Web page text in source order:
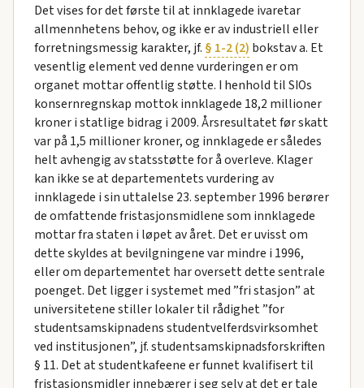
Det vises for det første til at innklagede ivaretar
allmennhetens behov, og ikke er av industriell eller
forretningsmessig karakter, jf. § 1-2 (2) bokstav a. Et
vesentlig element ved denne vurderingen er om
organet mottar offentlig støtte. I henhold til SIOs
konsernregnskap mottok innklagede 18,2 millioner
kroner i statlige bidrag i 2009. Årsresultatet før skatt
var på 1,5 millioner kroner, og innklagede er således
helt avhengig av statsstøtte for å overleve. Klager
kan ikke se at departementets vurdering av
innklagede i sin uttalelse 23. september 1996 berører
de omfattende fristasjonsmidlene som innklagede
mottar fra staten i løpet av året. Det er uvisst om
dette skyldes at bevilgningene var mindre i 1996,
eller om departementet har oversett dette sentrale
poenget. Det ligger i systemet med ”fri stasjon” at
universitetene stiller lokaler til rådighet ”for
studentsamskipnadens studentvelferdsvirksomhet
ved institusjonen”, jf. studentsamskipnadsforskriften
§ 11. Det at studentkafeene er funnet kvalifisert til
fristasjonsmidler innebærer i seg selv at det er tale